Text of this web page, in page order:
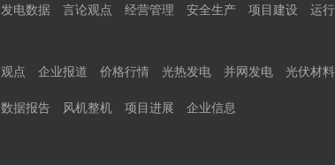
发电数据 言论观点 经营管理 安全生产 项目建设 运
观点 企业报道 价格行情 光热发电 并网发电 光伏材料
数据报告 风机整机 项目进展 企业信息